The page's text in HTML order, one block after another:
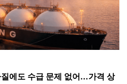
에도 수급 문제 없어…가격 상